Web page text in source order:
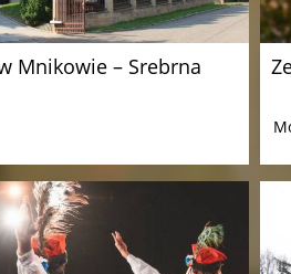
Mnikowie – Srebrna